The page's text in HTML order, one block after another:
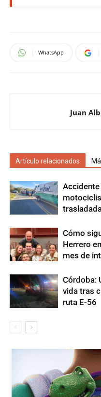
WhatsApp
Juan
Artículo relacionados
Accidente
Cómo
Herrero
mes de
Córdoba:
vida tras
ruta E-56